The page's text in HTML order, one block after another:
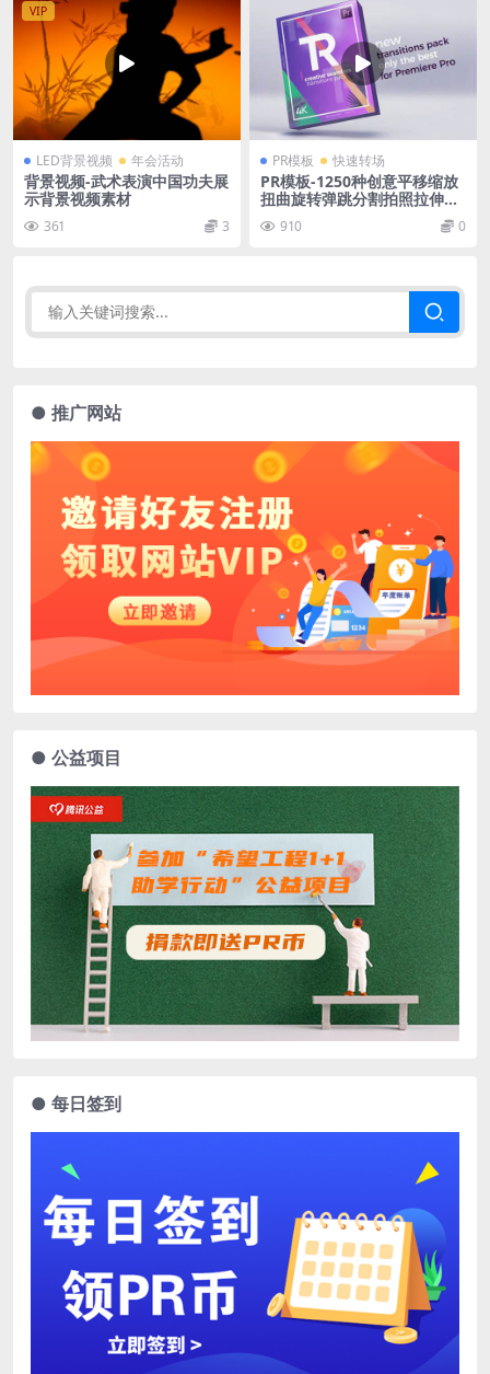
VIP
LED背景视频 年会活动
背景视频-武术表演中国功夫展
示背景视频素材
361 3
PR模板 快速转场
PR模板-1250种创意平移缩放
扭曲旋转弹跳分割拍照拉伸光
效干扰无缝视频转场+音效 Cr
eative Seamless Transition
910 0
● 推广网站
● 公益项目
● 每日签到